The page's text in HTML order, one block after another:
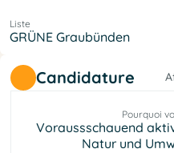
Liste
GRÜNE Graubünden
Candidature
Pourquoi
Voraussschauend
Natur und